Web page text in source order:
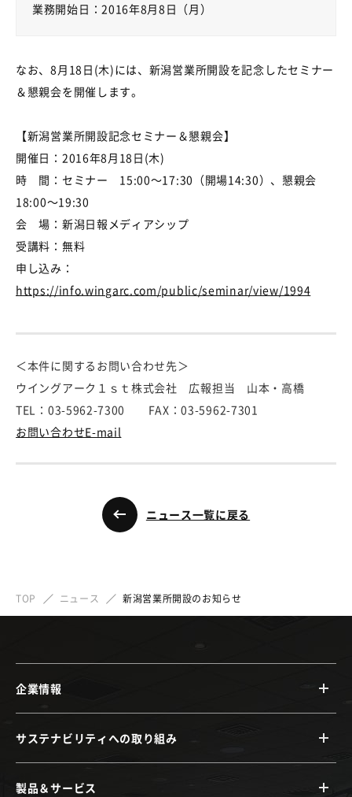
業務開始日：2016年8月8日（月）
なお、8月18日(木)には、新潟営業所開設を記念したセミナー
＆懇親会を開催します。
【新潟営業所開設記念セミナー＆懇親会】
開催日：2016年8月18日(木)
時 間：セミナー 15:00～17:30（開場14:30）、懇親会
18:00～19:30
会 場：新潟日報メディアシップ
受講料：無料
申し込み：
https://info.wingarc.com/public/seminar/view/1994
＜本件に関するお問い合わせ先＞
ウイングアーク１ｓｔ株式会社 広報担当 山本・高橋
TEL：03-5962-7300 FAX：03-5962-7301
お問い合わせE-mail
ニュース一覧に戻る
TOP ニュース 新潟営業所開設のお知らせ
企業情報
サステナビリティへの取り組み
製品＆サービス